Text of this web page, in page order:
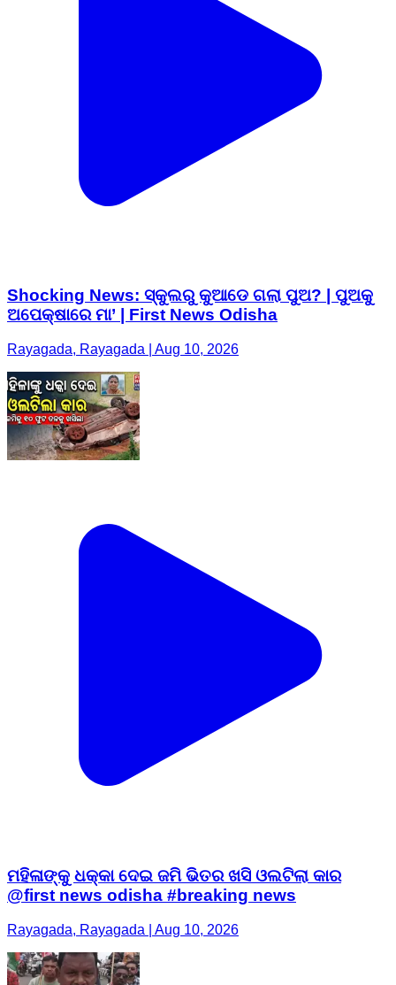
Shocking News: ସ୍କୁଲରୁ କୁଆଡେ ଗଲା ପୁଅ? | ପୁଅକୁ
ଅପେକ୍ଷାରେ ମା’ | First News Odisha
Rayagada, Rayagada | Aug 10, 2026
ମହିଳାଙ୍କୁ ଧକ୍କା ଦେଇ ଜମି ଭିତର ଖସି ଓଲଟିଲା କାର
@first news odisha #breaking news
Rayagada, Rayagada | Aug 10, 2026